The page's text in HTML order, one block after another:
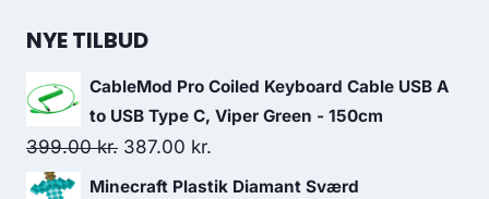
NYE TILBUD
CableMod Pro Coiled Keyboard Cable USB A
to USB Type C, Viper Green - 150cm
399.00kr. Original
price
387.00 kr.
price
Minecraft Plastik Diamant Sværd